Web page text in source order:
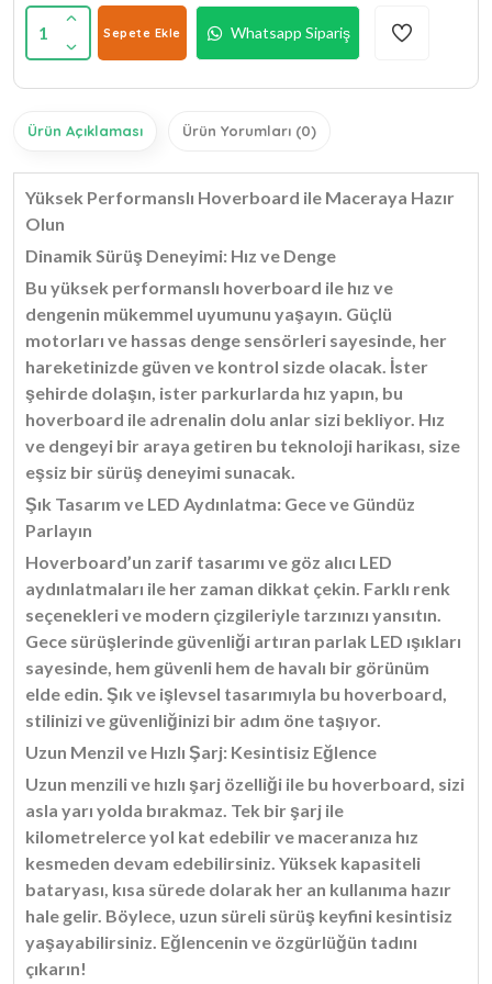
1 Sepete Ekle Whatsapp Sipariş
Ürün Açıklaması Ürün Yorumları (0)
Yüksek Performanslı Hoverboard ile Maceraya Hazır
Olun
Dinamik Sürüş Deneyimi: Hız ve Denge
Bu yüksek performanslı hoverboard ile hız ve
dengenin mükemmel uyumunu yaşayın. Güçlü
motorları ve hassas denge sensörleri sayesinde, her
hareketinizde güven ve kontrol sizde olacak. İster
şehirde dolaşın, ister parkurlarda hız yapın, bu
hoverboard ile adrenalin dolu anlar sizi bekliyor. Hız
ve dengeyi bir araya getiren bu teknoloji harikası, size
eşsiz bir sürüş deneyimi sunacak.
Şık Tasarım ve LED Aydınlatma: Gece ve Gündüz
Parlayın
Hoverboard’un zarif tasarımı ve göz alıcı LED
aydınlatmaları ile her zaman dikkat çekin. Farklı renk
seçenekleri ve modern çizgileriyle tarzınızı yansıtın.
Gece sürüşlerinde güvenliği artıran parlak LED ışıkları
sayesinde, hem güvenli hem de havalı bir görünüm
elde edin. Şık ve işlevsel tasarımıyla bu hoverboard,
stilinizi ve güvenliğinizi bir adım öne taşıyor.
Uzun Menzil ve Hızlı Şarj: Kesintisiz Eğlence
Uzun menzili ve hızlı şarj özelliği ile bu hoverboard, sizi
asla yarı yolda bırakmaz. Tek bir şarj ile
kilometrelerce yol kat edebilir ve maceranıza hız
kesmeden devam edebilirsiniz. Yüksek kapasiteli
bataryası, kısa sürede dolarak her an kullanıma hazır
hale gelir. Böylece, uzun süreli sürüş keyfini kesintisiz
yaşayabilirsiniz. Eğlencenin ve özgürlüğün tadını
çıkarın!